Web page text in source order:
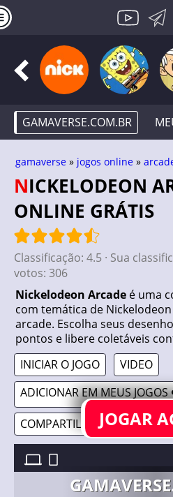
GAMAVERSE.COM.BR
gamaverse » jogos online »
NICKELODEON ARCADE · JOGAR
ONLINE GRÁTIS
Classificação: 4.5 · Sua
votos: 306
Nickelodeon Arcade é uma
com temática de
arcade. Escolha seus
pontos e libere coletáveis
INICIAR O JOGO
VIDEO
ADICIONAR EM MEUS
COMPARTILHAR 🔗JOGAR
NICKELODEON ARCADE //